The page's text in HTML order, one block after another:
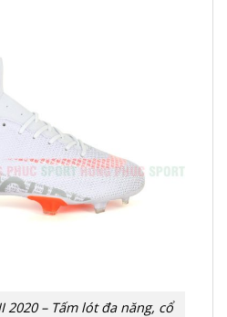
2020 – Tấm lót đa năng, cổ